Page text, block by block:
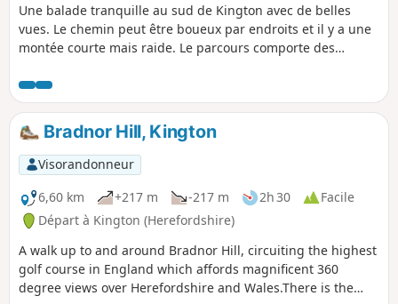
Une balade tranquille au sud de Kington avec de belles
vues. Le chemin peut être boueux par endroits et il y a une
montée courte mais raide. Le parcours comporte des
Bradnor Hill, Kington
Visorandonneur
6,60 km
+217 m -217 m 2h 30
Facile
Départ à Kington (Herefordshire)
A walk up to and around Bradnor Hill, circuiting the highest
golf course in England which affords magnificent 360
degree views over Herefordshire and Wales.There is the